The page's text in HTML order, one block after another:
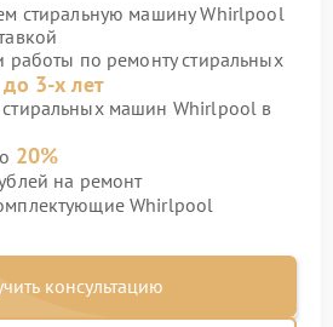
стиральную машину Whirlpool
работы по ремонту стиральных
до 3-х лет
машин Whirlpool в
20%
на ремонт
Whirlpool
консультацию